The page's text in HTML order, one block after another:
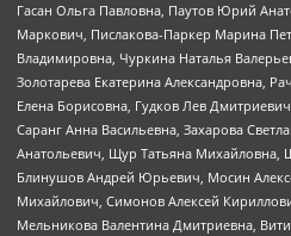
Гасан Ольга Павловна, Паутов Юрий
Маркович, Пислакова-Паркер Марина
Владимировна, Чуркина Наталья
Золотарева Екатерина Александровна,
Елена Борисовна, Гудков Лев
Саранг Анна Васильевна, Захарова
Анатольевич, Щур Татьяна Михайловна,
Блинушов Андрей Юрьевич, Мосин
Михайлович, Симонов Алексей
Мельникова Валентина Дмитриевна,